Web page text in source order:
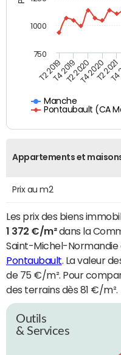
Manche
Pontaubault (CA
T2 2019T4 2019T2 2020T4 2020T2 2021
750
1000
Appartements et
Prix au m2
Les prix des biens
1 372 €/m²dans la
Saint-Michel-
Pontaubault . La valeur
de 75 €/m². Pour
des terrains dès 81 €/m².
Outils
& Services